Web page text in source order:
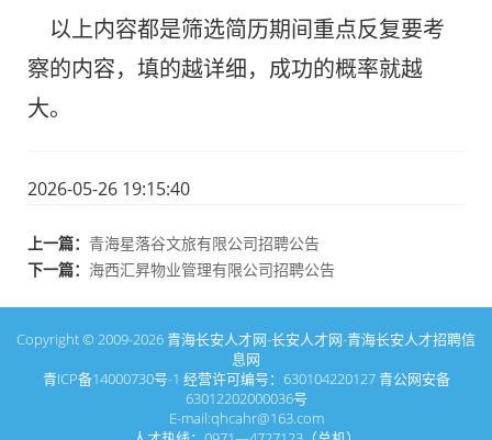
以上内容都是筛选简历期间重点反复要考
察的内容，填的越详细，成功的概率就越
大。
2026-05-26 19:15:40
上一篇： 青海星落谷文旅有限公司招聘公告
下一篇： 海西汇昇物业管理有限公司招聘公告
Copyright © 2009-2026青海长安人才网-长安人才网-青海长安人才招聘信
息网
青ICP备14000730号-1 经营许可编号：630104220127青公网安备
63012202000036号
E-mail:qhcahr@163.com